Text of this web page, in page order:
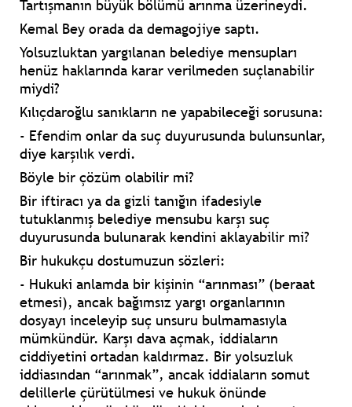
Tartışmanın büyük bölümü arınma üzerineydi.
Kemal Bey orada da demagojiye saptı.
Yolsuzluktan yargılanan belediye mensupları
henüz haklarında karar verilmeden suçlanabilir
miydi?
Kılıçdaroğlu sanıkların ne yapabileceği sorusuna:
- Efendim onlar da suç duyurusunda bulunsunlar,
diye karşılık verdi.
Böyle bir çözüm olabilir mi?
Bir iftiracı ya da gizli tanığın ifadesiyle
tutuklanmış belediye mensubu karşı suç
duyurusunda bulunarak kendini aklayabilir mi?
Bir hukukçu dostumuzun sözleri:
- Hukuki anlamda bir kişinin “arınması” (beraat
etmesi), ancak bağımsız yargı organlarının
dosyayı inceleyip suç unsuru bulmamasıyla
mümkündür. Karşı dava açmak, iddiaların
ciddiyetini ortadan kaldırmaz. Bir yolsuzluk
iddiasından “arınmak”, ancak iddiaların somut
delillerle çürütülmesi ve hukuk önünde